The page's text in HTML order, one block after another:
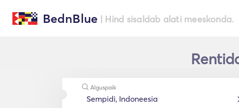
BednBlue | Hind sisaldab alati meeskonda.
Alguspaik